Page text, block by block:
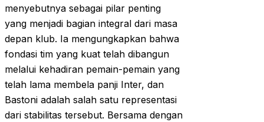
menyebutnya sebagai pilar penting
yang menjadi bagian integral dari masa
depan klub. Ia mengungkapkan bahwa
fondasi tim yang kuat telah dibangun
melalui kehadiran pemain-pemain yang
telah lama membela panji Inter, dan
Bastoni adalah salah satu representasi
dari stabilitas tersebut. Bersama dengan